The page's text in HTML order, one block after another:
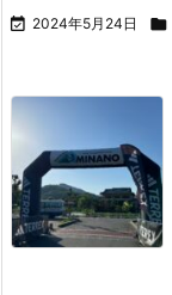
 2024年5月24日 